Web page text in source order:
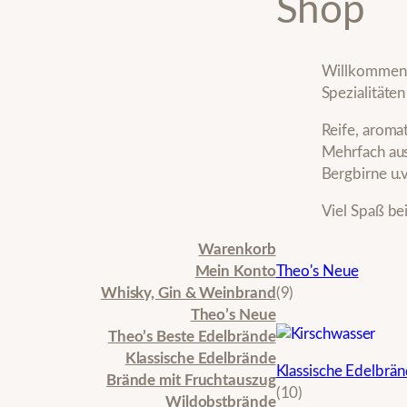
Shop
Willkommen
Reife,
Mehrfach
Bergbirne
Viel Spaß
Warenkorb
Mein Konto
Whisky, Gin & Weinbrand
Theo’s Neue
Theo’s Beste Edelbrände
Klassische Edelbrände
Brände mit Fruchtauszug
Wildobstbrände
Theo's Neue
99
r
d
u
Klassische
101